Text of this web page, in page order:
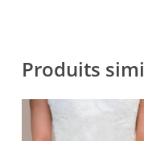
Produits